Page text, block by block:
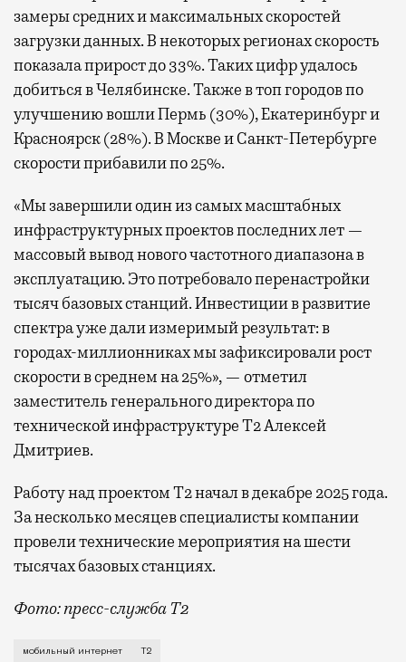
замеры средних и максимальных скоростей
загрузки данных. В некоторых регионах скорость
показала прирост до 33%. Таких цифр удалось
добиться в Челябинске. Также в топ городов по
улучшению вошли Пермь (30%), Екатеринбург и
Красноярск (28%). В Москве и Санкт-Петербурге
скорости прибавили по 25%.
«Мы завершили один из самых масштабных
инфраструктурных проектов последних лет —
массовый вывод нового частотного диапазона в
эксплуатацию. Это потребовало перенастройки
тысяч базовых станций. Инвестиции в развитие
спектра уже дали измеримый результат: в
городах-миллионниках мы зафиксировали рост
скорости в среднем на 25%», — отметил
заместитель генерального директора по
технической инфраструктуре Т2 Алексей
Дмитриев.
Работу над проектом Т2 начал в декабре 2025 года.
За несколько месяцев специалисты компании
провели технические мероприятия на шести
тысячах базовых станциях.
Фото: пресс-служба Т2
Мобильный оператор Т2 завершил работы по
мобильный интернет Т2